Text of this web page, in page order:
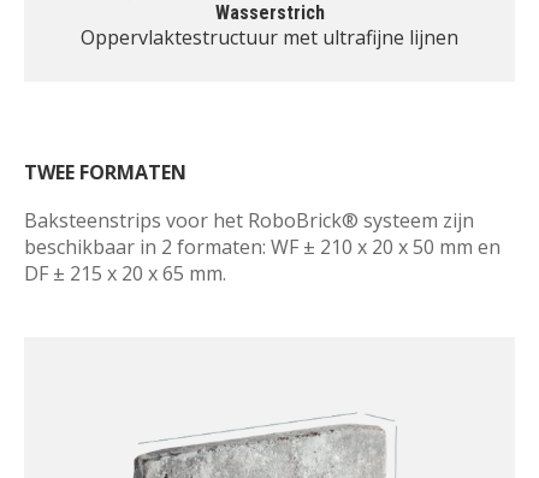
Wasserstrich
Oppervlaktestructuur met ultrafijne lijnen
TWEE FORMATEN
Baksteenstrips voor het RoboBrick® systeem zijn
beschikbaar in 2 formaten: WF ± 210 x 20 x 50 mm en
DF ± 215 x 20 x 65 mm.